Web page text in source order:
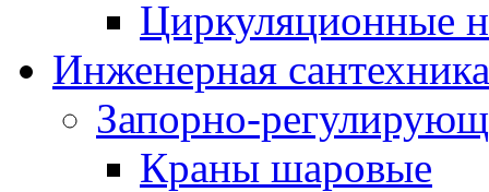
Циркуляционные
Инженерная сантехника
Запорно-
Краны шаровые